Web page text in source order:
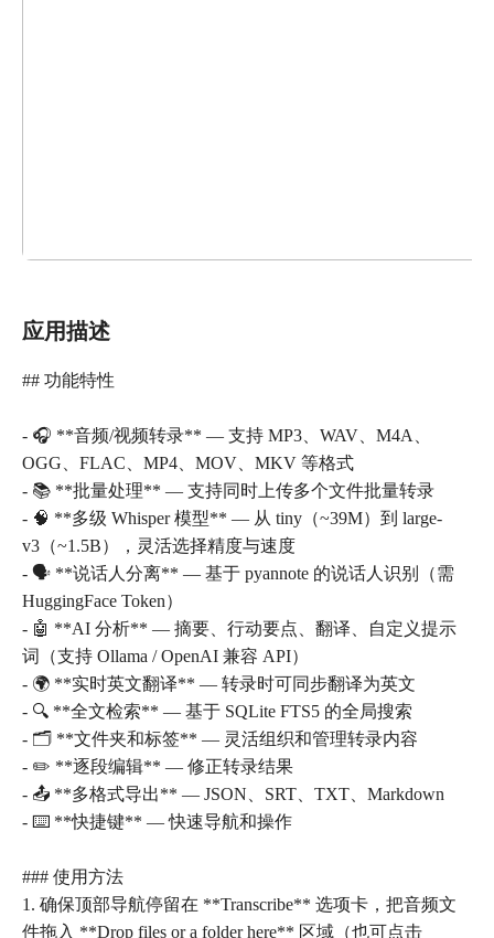
应用描述
## 功能特性
- 🎧 **音频/视频转录** — 支持 MP3、WAV、M4A、
OGG、FLAC、MP4、MOV、MKV 等格式
- 📚 **批量处理** — 支持同时上传多个文件批量转录
- 🧠 **多级 Whisper 模型** — 从 tiny（~39M）到 large-
v3（~1.5B），灵活选择精度与速度
- 🗣️ **说话人分离** — 基于 pyannote 的说话人识别（需
HuggingFace Token）
- 🤖 **AI 分析** — 摘要、行动要点、翻译、自定义提示
词（支持 Ollama / OpenAI 兼容 API）
- 🌍 **实时英文翻译** — 转录时可同步翻译为英文
- 🔍 **全文检索** — 基于 SQLite FTS5 的全局搜索
- 🗂️ **文件夹和标签** — 灵活组织和管理转录内容
- ✏️ **逐段编辑** — 修正转录结果
- 📤 **多格式导出** — JSON、SRT、TXT、Markdown
- ⌨️ **快捷键** — 快速导航和操作
### 使用方法
1. 确保顶部导航停留在 **Transcribe** 选项卡，把音频文
件拖入 **Drop files or a folder here** 区域（也可点击